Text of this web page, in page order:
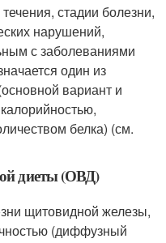
стадии болезни,
нарушений,
с заболеваниями
один из
вариант и
белка) (см.
диеты (ОВД)
щитовидной железы,
(диффузный